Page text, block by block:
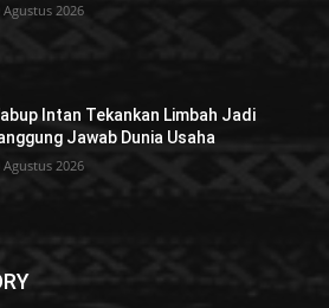
Agustus 2026
Intan Tekankan Limbah Jadi
Jawab Dunia Usaha
Agustus 2026